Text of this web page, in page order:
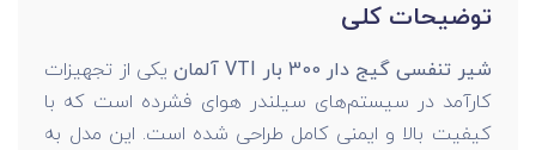
توضیحات کلی
شیر تنفسی گیج دار 300 بار VTI آلمان
یکی از تجهیزات
کارآمد در سیستم‌های سیلندر هوای فشرده است که با
کیفیت بالا و ایمنی کامل طراحی شده است. این مدل به